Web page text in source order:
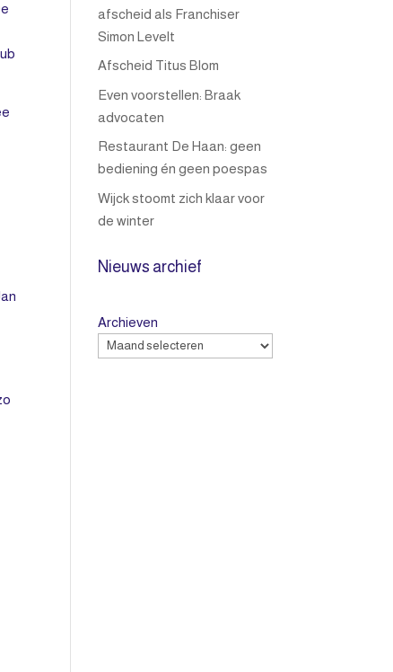
afscheid als Franchiser
Simon Levelt
Afscheid Titus Blom
Even voorstellen: Braak
advocaten
Restaurant De Haan: geen
bediening én geen poespas
Wijck stoomt zich klaar voor
de winter
Nieuws archief
Archieven